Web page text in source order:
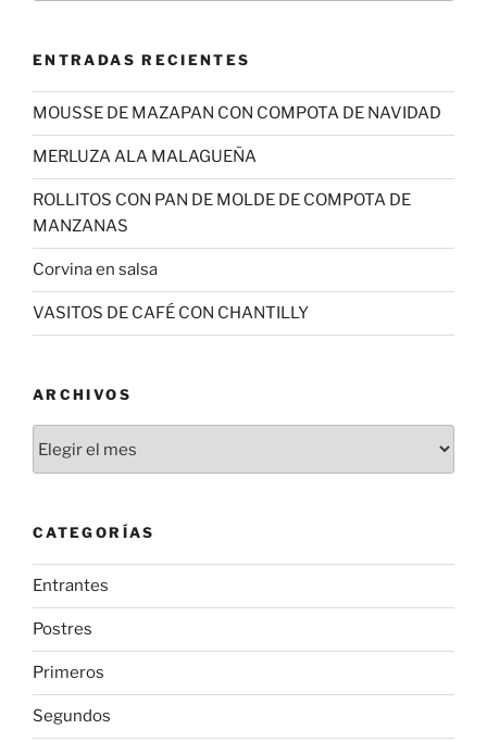
ENTRADAS RECIENTES
MOUSSE DE MAZAPAN CON COMPOTA DE NAVIDAD
MERLUZA ALA MALAGUEÑA
ROLLITOS CON PAN DE MOLDE DE COMPOTA DE
MANZANAS
Corvina en salsa
VASITOS DE CAFÉ CON CHANTILLY
ARCHIVOS
CATEGORÍAS
Entrantes
Postres
Primeros
Segundos